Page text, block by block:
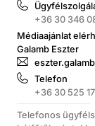
+36 30 346
Médiaajánlat
Galamb Eszter
Telefon
+36 30 525
Telefonos